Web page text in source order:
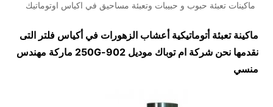
ماكينات تعبئة حبوب و حبيبات وتعبئة مساحيق في اكياس اوتوماتيك
ماكينة تعبئة أتوماتيكية أعشاب الزهورات في أكياس فلتر التى
نقدمها نحن شركة ام توباك موديل 902-250G
ماركة مهندس
منسي